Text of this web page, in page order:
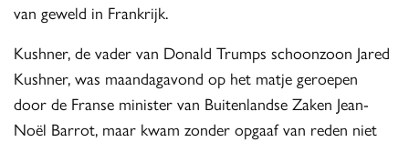
van geweld in Frankrijk.
Kushner, de vader van Donald Trumps schoonzoon Jared
Kushner, was maandagavond op het matje geroepen
door de Franse minister van Buitenlandse Zaken Jean-
Noël Barrot, maar kwam zonder opgaaf van reden niet